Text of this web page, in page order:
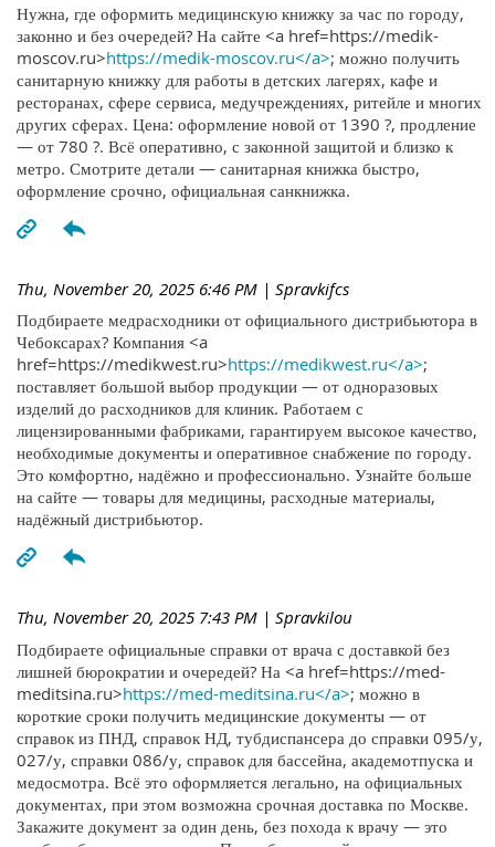
Нужна, где оформить медицинскую книжку за час по городу,
законно и без очередей? На сайте <a href=https://medik-
moscov.ru>https://medik-moscov.ru</a>; можно получить
санитарную книжку для работы в детских лагерях, кафе и
ресторанах, сфере сервиса, медучреждениях, ритейле и многих
других сферах. Цена: оформление новой от 1390 ?, продление
— от 780 ?. Всё оперативно, с законной защитой и близко к
метро. Смотрите детали — санитарная книжка быстро,
оформление срочно, официальная санкнижка.
Thu, November 20, 2025 6:46 PM | Spravkifcs
Подбираете медрасходники от официального дистрибьютора в
Чебоксарах? Компания <a
href=https://medikwest.ru>https://medikwest.ru</a>;
поставляет большой выбор продукции — от одноразовых
изделий до расходников для клиник. Работаем с
лицензированными фабриками, гарантируем высокое качество,
необходимые документы и оперативное снабжение по городу.
Это комфортно, надёжно и профессионально. Узнайте больше
на сайте — товары для медицины, расходные материалы,
надёжный дистрибьютор.
Thu, November 20, 2025 7:43 PM | Spravkilou
Подбираете официальные справки от врача с доставкой без
лишней бюрократии и очередей? На <a href=https://med-
meditsina.ru>https://med-meditsina.ru</a>; можно в
короткие сроки получить медицинские документы — от
справок из ПНД, справок НД, тубдиспансера до справки 095/у,
027/у, справки 086/у, справок для бассейна, академотпуска и
медосмотра. Всё это оформляется легально, на официальных
документах, при этом возможна срочная доставка по Москве.
Закажите документ за один день, без похода к врачу — это